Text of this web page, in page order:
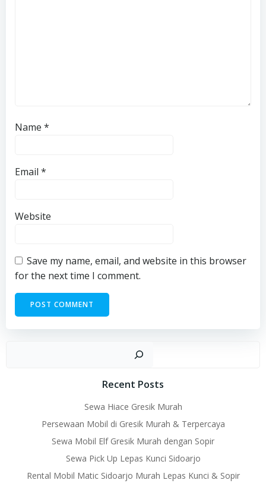
Name *
Email *
Website
Save my name, email, and website in this browser
for the next time I comment.
Recent Posts
Sewa Hiace Gresik Murah
Persewaan Mobil di Gresik Murah & Terpercaya
Sewa Mobil Elf Gresik Murah dengan Sopir
Sewa Pick Up Lepas Kunci Sidoarjo
Rental Mobil Matic Sidoarjo Murah Lepas Kunci & Sopir